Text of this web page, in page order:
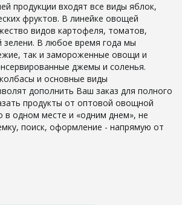
продукции входят все виды яблок,
фруктов. В линейке овощей
видов картофеля, томатов,
зелени. В любое время года мы
так и замороженные овощи и
джемы и соленья.
и основные виды
дополнить Ваш заказ для полного
продукты от оптовой овощной
одном месте и «одним днем», не
поиск, оформление - напрямую от